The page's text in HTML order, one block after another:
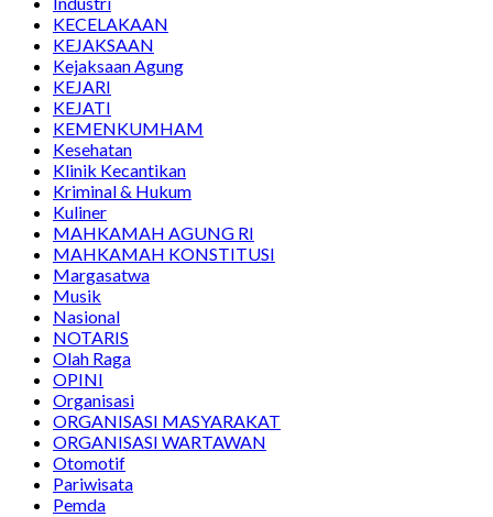
KECELAKAAN
KEJAKSAAN
Kejaksaan Agung
KEJARI
KEJATI
KEMENKUMHAM
Kesehatan
Klinik Kecantikan
Kriminal & Hukum
Kuliner
MAHKAMAH AGUNG RI
MAHKAMAH KONSTITUSI
Margasatwa
Musik
Nasional
NOTARIS
Olah Raga
OPINI
Organisasi
ORGANISASI MASYARAKAT
ORGANISASI WARTAWAN
Otomotif
Pariwisata
Pemda